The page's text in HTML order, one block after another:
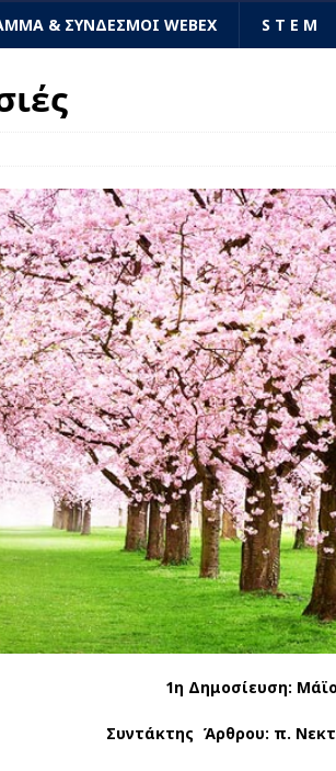
& ΣΥΝΔΕΣΜΟΙ WEBEX S T E M
1η Δημοσίευση:
Συντάκτης Άρθρου: π.